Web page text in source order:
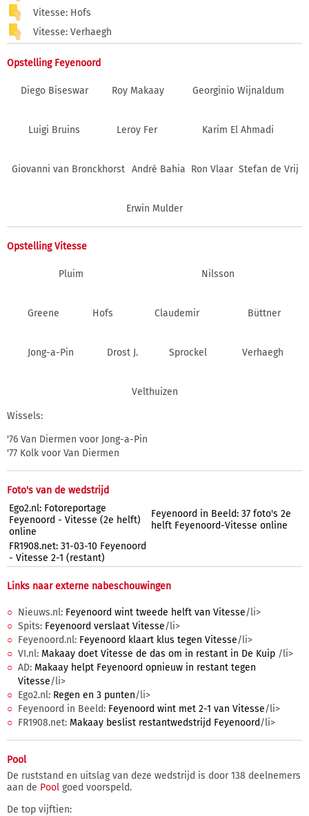
Vitesse: Hofs
Vitesse: Verhaegh
Opstelling Feyenoord
Diego Biseswar Roy Makaay Georginio Wijnaldum
Luigi Bruins Leroy Fer Karim El Ahmadi
Giovanni van Bronckhorst André Bahia Ron Vlaar Stefan de Vrij
Erwin Mulder
Opstelling Vitesse
Pluim Nilsson
Greene Hofs Claudemir Büttner
Jong-a-Pin Drost J. Sprockel Verhaegh
Velthuizen
Wissels:
'76 Van Diermen voor Jong-a-Pin
'77 Kolk voor Van Diermen
Foto's van de wedstrijd
Ego2.nl: Fotoreportage
Feyenoord - Vitesse (2e helft)
online
Feyenoord in Beeld: 37 foto's 2e
helft Feyenoord-Vitesse online
FR1908.net: 31-03-10 Feyenoord
- Vitesse 2-1 (restant)
Links naar externe nabeschouwingen
Nieuws.nl: Feyenoord wint tweede helft van Vitesse/li>
Spits: Feyenoord verslaat Vitesse/li>
Feyenoord.nl: Feyenoord klaart klus tegen Vitesse/li>
VI.nl: Makaay doet Vitesse de das om in restant in De Kuip /li>
AD: Makaay helpt Feyenoord opnieuw in restant tegen
Vitesse/li>
Ego2.nl: Regen en 3 punten/li>
Feyenoord in Beeld: Feyenoord wint met 2-1 van Vitesse/li>
FR1908.net: Makaay beslist restantwedstrijd Feyenoord /li>
Pool
De ruststand en uitslag van deze wedstrijd is door 138 deelnemers
aan de Pool goed voorspeld.
De top vijftien: